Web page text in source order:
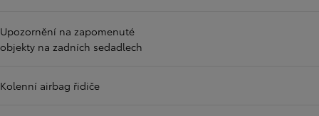
Upozornění na zapomenuté
objekty na zadních sedadlech
Kolenní airbag řidiče